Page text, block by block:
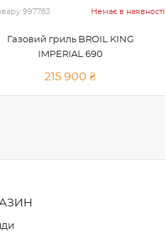
997783 Немає в наявності
Газовий гриль BROIL KING
IMPERIAL 690
215 900 ₴